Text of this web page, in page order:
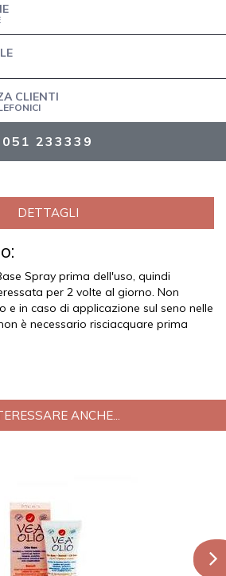
CLIENTI
051 233339
DETTAGLI
Spray prima dell'uso, quindi
per 2 volte al giorno. Non
e in caso di applicazione sul seno nelle
è necessario risciacquare prima
ANCHE...